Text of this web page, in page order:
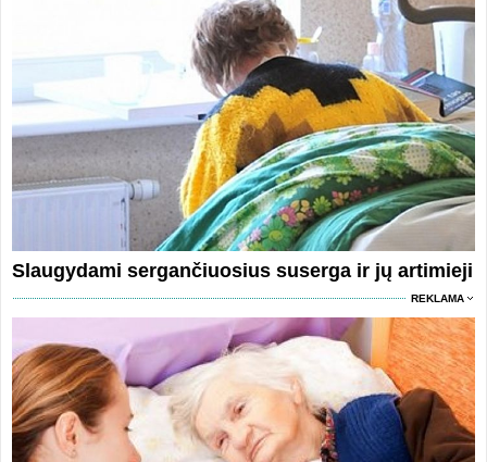
Slaugydami sergančiuosius suserga ir jų artimieji
REKLAMA